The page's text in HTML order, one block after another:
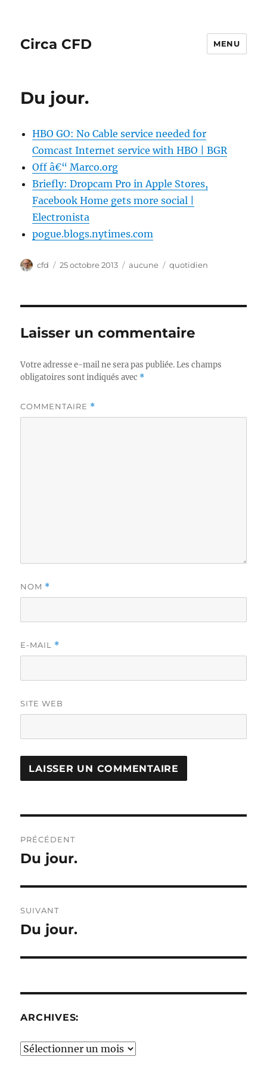
Circa CFD MENU
Du jour.
HBO GO: No Cable service needed for
Comcast Internet service with HBO | BGR
Off â€“ Marco.org
Briefly: Dropcam Pro in Apple Stores,
Facebook Home gets more social |
Electronista
pogue.blogs.nytimes.com
Auteur
cfd
Publié
25 octobre 2013 Catégories
aucune Étiquettes
quotidien
Laisser un commentaire
Votre adresse e-mail ne sera pas publiée. Les champs
obligatoires sont indiqués avec *
COMMENTAIRE *
NOM *
E-MAIL *
SITE WEB
de
PRÉCÉDENT
Publication
Du jour.
SUIVANT
Publication
Du jour.
ARCHIVES:
Archives: